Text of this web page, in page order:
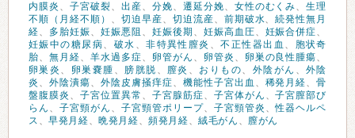
内膜炎 、 子宮破裂、 出産、 分娩、 遷延分娩、 女性のむくみ、生理
不順（月経不順） 、 切迫早産、 切迫流産、 前期破水、続発性無月
経、 多胎妊娠、 妊娠悪阻 、 妊娠後期 、 妊娠高血圧、 妊娠合併症、
妊娠中の糖尿病、 破水 、非特異性膣炎 、不正性器出血 、
胞状奇
胎、 無月経、 羊水過多症、 卵管がん 、 卵管炎 、 卵巣の良性腫瘍、
卵巣炎 、 卵巣嚢腫 、 膀胱脱 、 膣炎 、 おりもの、 外陰がん 、 外陰
炎 、 外陰潰瘍、 外陰皮膚掻痒症、 機能性子宮出血 、 稀発月経、骨
盤腹膜炎 、 子宮位置異常 、 子宮腺筋症、 子宮体がん 、子宮膣部び
らん 、 子宮頸がん 、 子宮頸管ポリープ、 子宮頸管炎 、性器ヘルペ
ス 、早発月経、晩発月経、頻発月経、絨毛がん 、 膣がん